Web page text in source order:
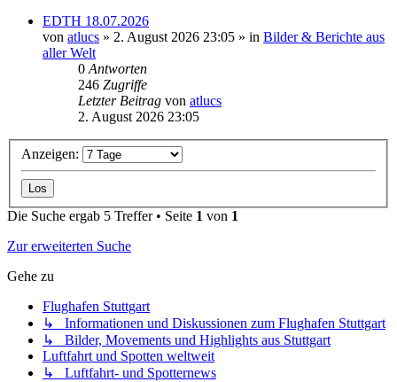
EDTH 18.07.2026
von atlucs » 2. August 2026 23:05 » in Bilder & Berichte aus
aller Welt
0 Antworten
246 Zugriffe
Letzter Beitrag von atlucs
2. August 2026 23:05
Anzeigen:
Die Suche ergab 5 Treffer • Seite 1 von 1
Zur erweiterten Suche
Gehe zu
Flughafen Stuttgart
↳ Informationen und Diskussionen zum Flughafen Stuttgart
↳ Bilder, Movements und Highlights aus Stuttgart
Luftfahrt und Spotten weltweit
↳ Luftfahrt- und Spotternews